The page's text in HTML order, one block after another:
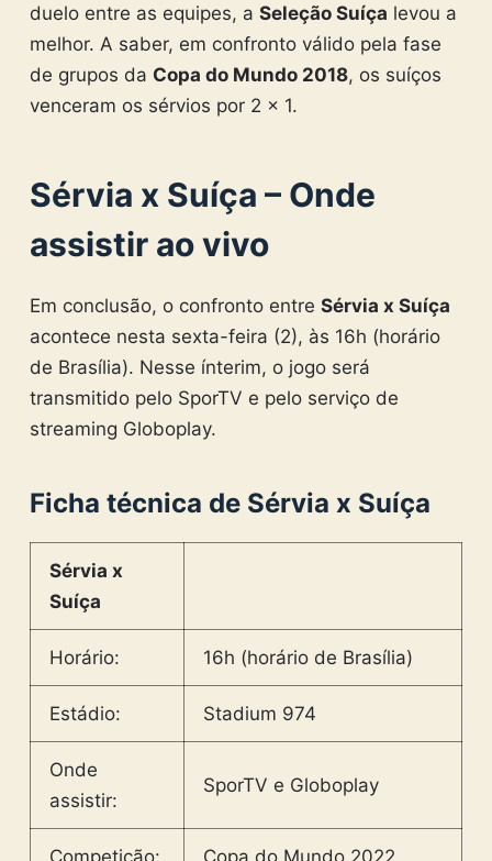
duelo entre as equipes, a Seleção Suíça levou a
melhor. A saber, em confronto válido pela fase
de grupos da Copa do Mundo 2018, os suíços
venceram os sérvios por 2 x 1.
Sérvia x Suíça – Onde
assistir ao vivo
Em conclusão, o confronto entre Sérvia x Suíça
acontece nesta sexta-feira (2), às 16h (horário
de Brasília). Nesse ínterim, o jogo será
transmitido pelo SporTV e pelo serviço de
streaming Globoplay.
Ficha técnica de Sérvia x Suíça
Sérvia x
Suíça
Horário: 16h (horário de Brasília)
Estádio: Stadium 974
Onde
assistir:
SporTV e Globoplay
Competição: Copa do Mundo 2022